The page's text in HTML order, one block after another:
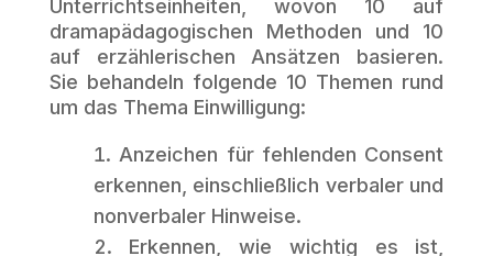
Unterrichtseinheiten, wovon 10 auf
dramapädagogischen Methoden und 10
auf erzählerischen Ansätzen basieren.
Sie behandeln folgende 10 Themen rund
um das Thema Einwilligung:
Anzeichen für fehlenden Consent
erkennen, einschließlich verbaler und
nonverbaler Hinweise.
Erkennen, wie wichtig es ist,